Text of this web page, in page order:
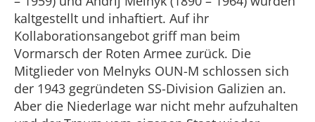
kaltgestellt und inhaftiert. Auf ihr
Kollaborationsangebot griff man beim
Vormarsch der Roten Armee zurück. Die
Mitglieder von Melnyks OUN-M schlossen sich
der 1943 gegründeten SS-Division Galizien an.
Aber die Niederlage war nicht mehr aufzuhalten